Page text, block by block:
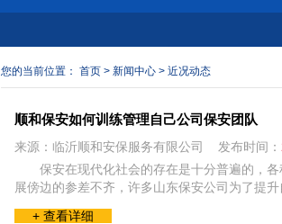
您的当前位置： 首页 > 新闻中心 > 近况动态
顺和保安如何训练管理自己公司保安团队
来源：临沂顺和安保服务有限公司 发布时间：
保安在现代化社会的存在是十分普遍的，
展傍边的参差不齐，许多山东保安公司为了提
+ 查看详细